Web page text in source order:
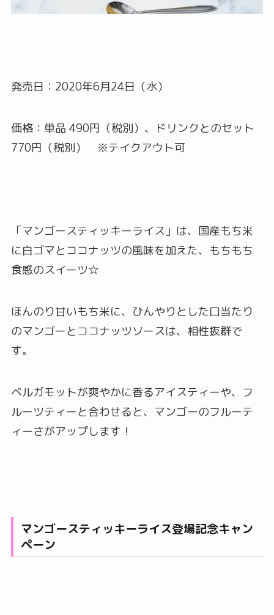
発売日：2020年6月24日（水）
価格：単品 490円（税別）、ドリンクとのセット
770円（税別） ※テイクアウト可
「マンゴースティッキーライス」は、国産もち米
に白ゴマとココナッツの風味を加えた、もちもち
食感のスイーツ☆
ほんのり甘いもち米に、ひんやりとした口当たり
のマンゴーとココナッツソースは、相性抜群で
す。
ベルガモットが爽やかに香るアイスティーや、フ
ルーツティーと合わせると、マンゴーのフルーテ
ィーさがアップします！
マンゴースティッキーライス登場記念キャン
ペーン